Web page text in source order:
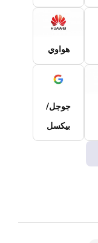
هواوي
جوجل/
بيكسل